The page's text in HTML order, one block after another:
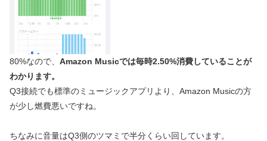
80%なので、 Amazon Musicでは毎時2.50%消費していることが
わかります。
Q3接続でも標準のミュージックアプリより、Amazon Musicの方
が少し燃費悪いですね。
ちなみに音量はQ3側のツマミで半分くらい回しています。